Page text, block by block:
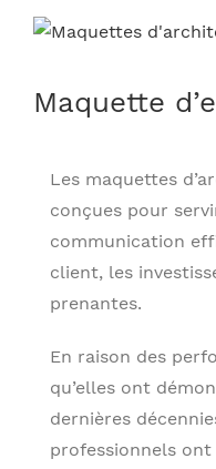
Skip
Maquette
Les maquettes
conçues pour
communication
client, les
prenantes.
En raison des
qu’elles ont
dernières
professionnels